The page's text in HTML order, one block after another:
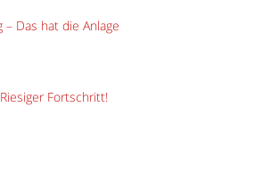
Das hat die Anlage
Fortschritt!